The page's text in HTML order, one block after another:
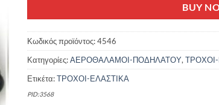
BUY
Κωδικός προϊόντος:4546
Κατηγορίες:ΑΕΡΟΘΑΛΑΜΟΙ-ΠΟΔΗΛΑΤΟΥ,
Ετικέτα:ΤΡΟΧΟΙ-ΕΛΑΣΤΙΚΑ
PID:3568